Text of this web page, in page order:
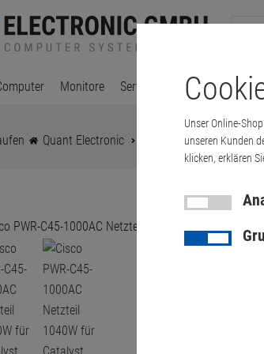
Monitore Server & Workstation
Quant Electronic Cisco PWR-C45-
Unser Online-
unseren Kunden
klicken, erklären